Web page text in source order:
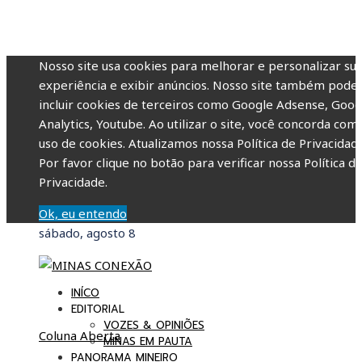
Nosso site usa cookies para melhorar e personalizar sua
experiência e exibir anúncios. Nosso site também pode
incluir cookies de terceiros como Google Adsense,
Analytics, Youtube. Ao utilizar o site, você concorda com
uso de cookies. Atualizamos nossa Política de
Por favor clique no botão para verificar nossa Política de
Privacidade.
Ok, eu entendo
sábado, agosto 8
INÍCO
EDITORIAL
VOZES & OPINIÕES
MINAS EM PAUTA
PANORAMA MINEIRO
Coluna Aberta